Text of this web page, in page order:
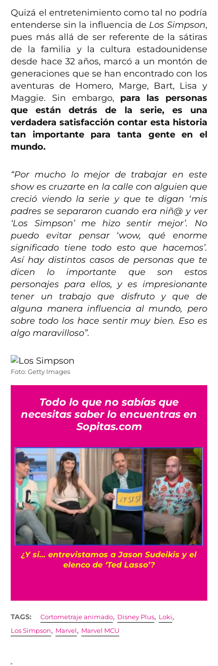
Quizá el entretenimiento como tal no podría
entenderse sin la influencia de Los Simpson,
pues más allá de ser referente de la sátiras
de la familia y la cultura estadounidense
desde hace 32 años, marcó a un montón de
generaciones que se han encontrado con los
aventuras de Homero, Marge, Bart, Lisa y
Maggie. Sin embargo, para las personas
que están detrás de la serie, es una
verdadera satisfacción contar esta historia
tan importante para tanta gente en el
mundo.
“Por mucho lo mejor de trabajar en este
show es cruzarte en la calle con alguien que
creció viendo la serie y que te digan ‘mis
padres se separaron cuando era niñ@ y ver
‘Los Simpson’ me hizo sentir mejor’. No
puedo evitar pensar ‘wow, qué enorme
significado tiene todo esto que hacemos’.
Así hay distintos casos de personas que te
dicen lo importante que son estos
personajes para ellos, y es impresionante
tener un trabajo que disfruto y que de
alguna manera influencia al mundo, pero
sobre todo los hace sentir muy bien. Eso es
algo maravilloso”.
Foto: Getty Images
Todo lo que no sabías que
necesitas saber lo encuentras en
Sopitas.com
Cíclope: Kit Connor sería el elegido para los
‘X-Men’ en el MCU con Samara Weaving
TAGS: Cortometraje animado, Disney Plus, Loki,
Los Simpson, Marvel, Marvel MCU